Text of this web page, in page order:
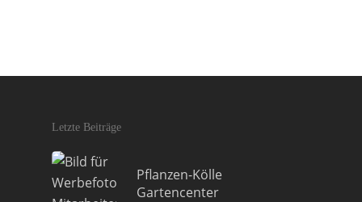
Letzte Beiträge
Pflanzen-Kölle
Gartencenter